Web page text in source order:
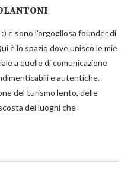
:) e sono l'orgogliosa founder di
è lo spazio dove unisco le mie
a quelle di comunicazione
e autentiche.
del turismo lento, delle
dei luoghi che